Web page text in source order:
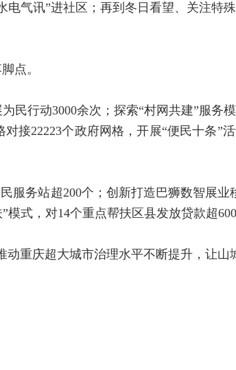
电气讯”进社区；再到冬日看望、关注
点。
民行动3000余次；探索“村网共建”服务
接22223个政府网格，开展“便民十条”
服务站超200个；创新打造巴狮数智展业
式，对14个重点帮扶区县发放贷款超600
重庆超大城市治理水平不断提升，让山